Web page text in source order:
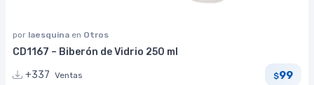
por laesquina en Otros
CD1167 – Biberón de Vidrio 250 ml
+337 Ventas $99